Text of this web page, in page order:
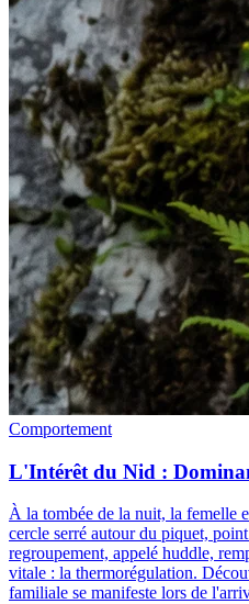
Comportement
L'Intérêt du Nid :
À la tombée de la nuit, la femelle
cercle serré autour du piquet,
regroupement, appelé huddle,
vitale : la thermorégulation.
familiale se manifeste lors de